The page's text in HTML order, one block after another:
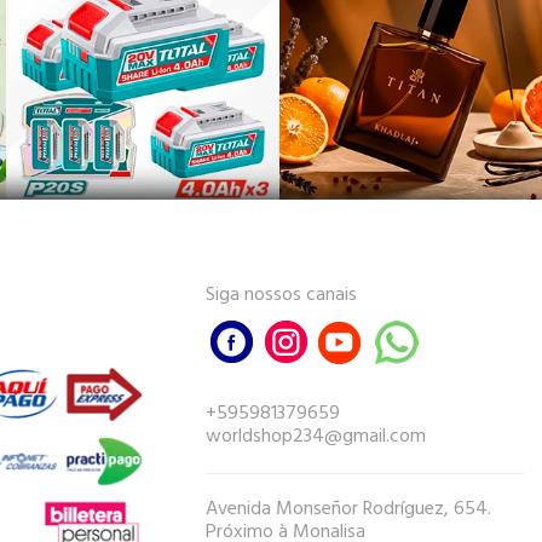
Siga nossos canais
+595981379659
worldshop234@gmail.com
Avenida Monseñor Rodríguez, 654.
Próximo à Monalisa